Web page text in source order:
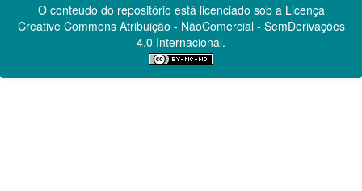
O conteúdo do repositório está licenciado sob a Licença
Creative CommonsAtribuição - NãoComercial - SemDerivações
4.0 Internacional.